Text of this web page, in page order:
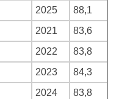
2025
88,1
2021
83,6
2022
83,8
2023
84,3
2024
83,8